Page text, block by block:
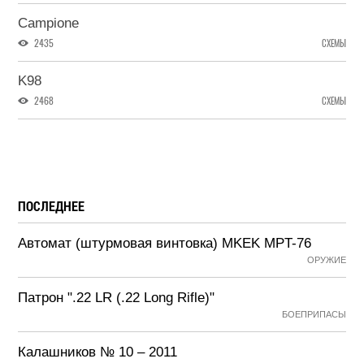
Campione
2435 СХЕМЫ
K98
2468 СХЕМЫ
ПОСЛЕДНЕЕ
Автомат (штурмовая винтовка) MKEK MPT-76
ОРУЖИЕ
Патрон ".22 LR (.22 Long Rifle)"
БОЕПРИПАСЫ
Калашников № 10 – 2011